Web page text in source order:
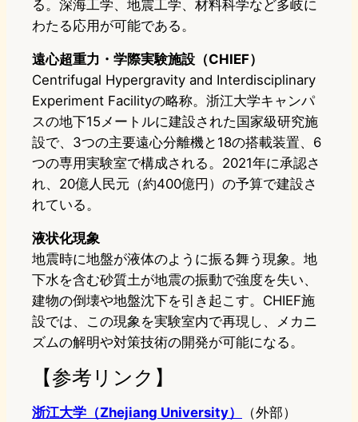
る。深海工学、地震工学、材料科学など多岐に
わたる応用が可能である。
遠心超重力・学際実験施設（CHIEF）
Centrifugal Hypergravity and Interdisciplinary
Experiment Facilityの略称。浙江大学キャンパ
スの地下15メートルに建設された国家級研究施
設で、3つの主要遠心分離機と18の搭載装置、6
つの専用実験室で構成される。2021年に承認さ
れ、20億人民元（約400億円）の予算で建設さ
れている。
液状化現象
地震時に地盤が液体のように振る舞う現象。地
下水を含む砂質土が地震の振動で強度を失い、
建物の倒壊や地盤沈下を引き起こす。CHIEF施
設では、この現象を実験室内で再現し、メカニ
ズムの解明や対策技術の開発が可能になる。
【参考リンク】
浙江大学（Zhejiang University）
（外部）